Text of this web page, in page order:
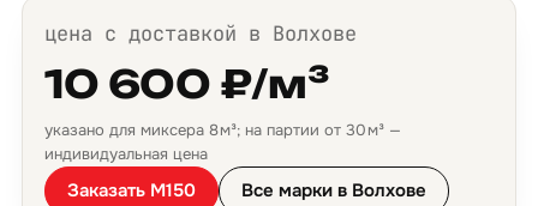
цена с доставкой в Волхове
10 600 ₽/м³
указано для миксера 8 м³; на партии от 30 м³ —
индивидуальная цена
Заказать М150 Все марки в Волхове